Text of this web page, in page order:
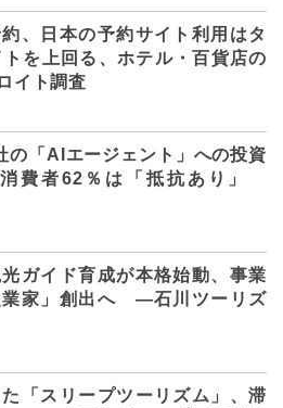
、日本の予約サイト利用はタ
を上回る、ホテル・百貨店の
イト調査
の「AIエージェント」への投資
費者62％は「抵抗あり」
ガイド育成が本格始動、事業
業家」創出へ ―石川ツーリズ
「スリープツーリズム」、滞